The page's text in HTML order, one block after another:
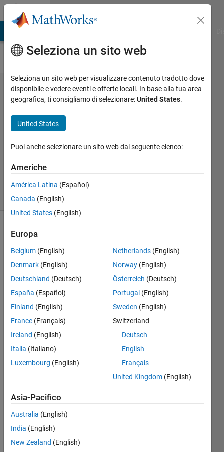
Vai al contenuto
Problem
47828.
Circle :
Square
Kriti
116
solvers
2 likes
Determine
ratio
of the
area
circle
to the
area
square,
Given
of the
square
=
radius
circle.
Seleziona un sito web
Seleziona un sito web per visualizzare contenuto tradotto dove
disponibile e vedere eventi e offerte locali. In base alla tua area
geografica, ti consigliamo di selezionare:United States.
United States
Puoi anche selezionare un sito web dal seguente elenco:
Americhe
América Latina (Español)
Canada (English)
United States (English)
Europa
Belgium (English)
Denmark (English)
Deutschland (Deutsch)
España (Español)
Finland (English)
France (Français)
Ireland (English)
Italia (Italiano)
Luxembourg (English)
Netherlands (English)
Norway (English)
Österreich (Deutsch)
Portugal (English)
Sweden (English)
Switzerland
Deutsch
English
Français
United Kingdom (English)
Asia-Pacifico
Australia (English)
India (English)
New Zealand (English)